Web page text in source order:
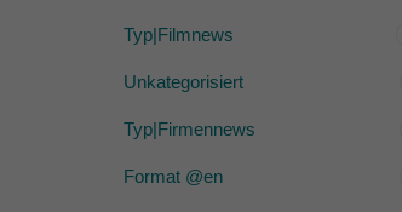
Typ|Filmnews
Unkategorisiert
Typ|Firmennews
Format @en